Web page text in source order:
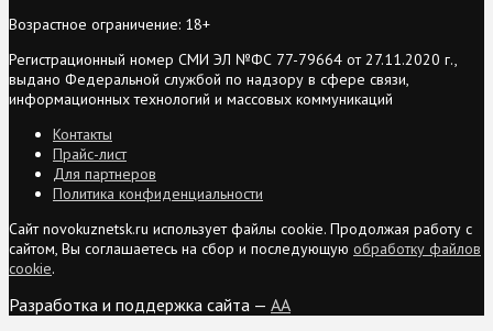
Возрастное ограничение: 18+
Регистрационный номер СМИ ЭЛ №ФС 77-79664 от 27.11.2020 г.,
выдано Федеральной службой по надзору в сфере связи,
информационных технологий и массовых коммуникаций
Контакты
Прайс-лист
Для партнеров
Политика конфиденциальности
Сайт novokuznetsk.ru использует файлы cookie. Продолжая работу с
сайтом, Вы соглашаетесь на сбор и последующую обработку файлов
cookie.
Разработка и поддержка сайта — AA